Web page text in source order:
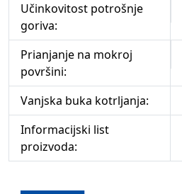
Učinkovitost potrošnje
goriva:
Prianjanje na mokroj
površini:
Vanjska buka kotrljanja:
Informacijski list
proizvoda: